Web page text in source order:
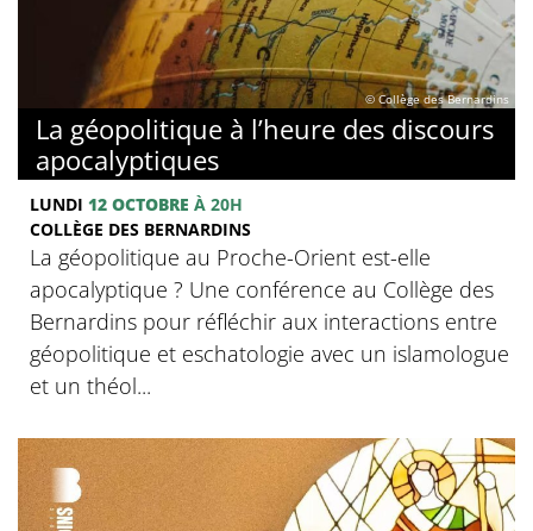
© Collège des Bernardins
La géopolitique à l’heure des discours
apocalyptiques
LUNDI 12 OCTOBRE À 20H
COLLÈGE DES BERNARDINS
La géopolitique au Proche-Orient est-elle
apocalyptique ? Une conférence au Collège des
Bernardins pour réfléchir aux interactions entre
géopolitique et eschatologie avec un islamologue
et un théol...